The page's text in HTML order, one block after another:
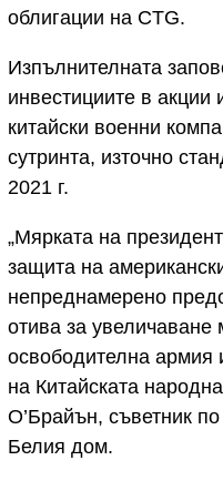
облигации на CTG.
Изпълнителната
инвестициите в акции
китайски военни
сутринта, източно
2021 г.
„Мярката на
защита на
непреднамерено
отива за
освободителна армия
на Китайската
О’Брайън, съветник
Белия дом.